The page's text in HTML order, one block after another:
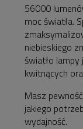
56000
moc światła.
niebieskiego
światło
kwitnących
Masz
jakiego
wydajność.